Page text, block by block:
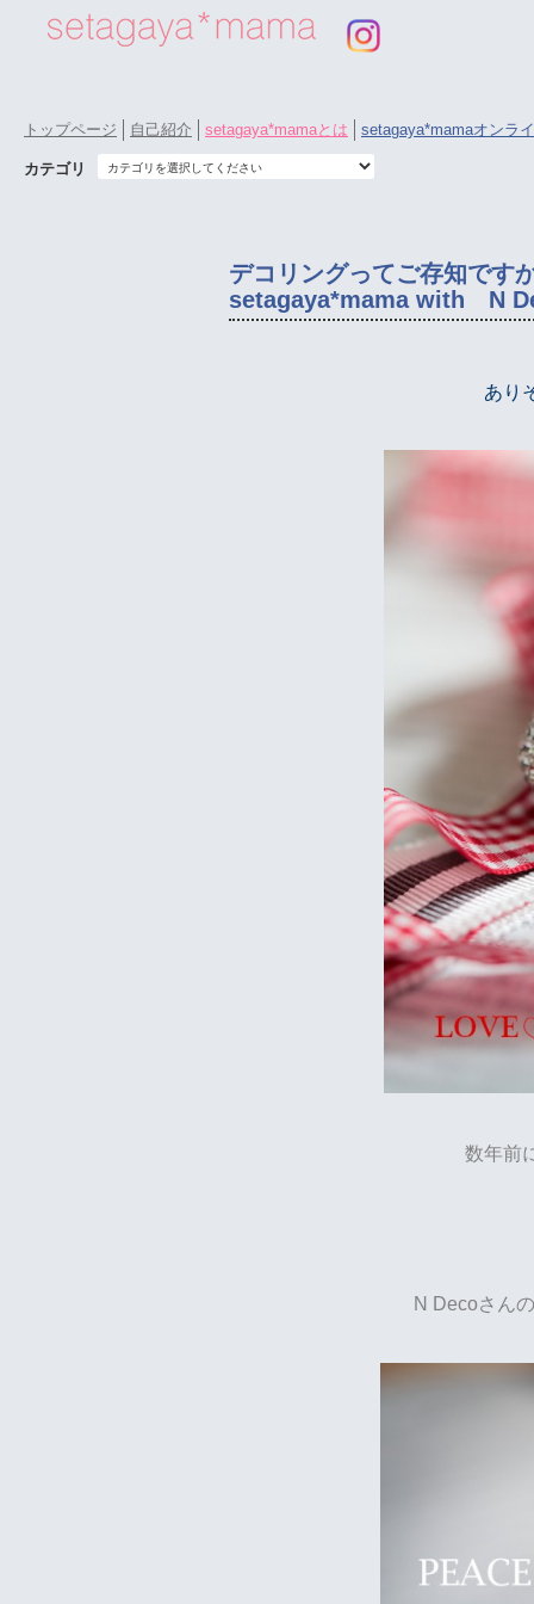
トップページ 自己紹介 setagaya*mamaとは setagaya*mamaオンラ
カテゴリ
デコリングってご存知です
setagaya*mama with N
あり
数年前
N Decoさん